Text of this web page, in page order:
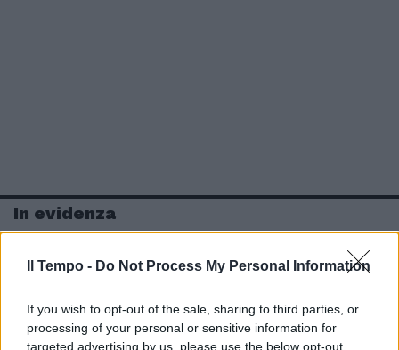
Il Tempo - Do Not Process My Personal Information
If you wish to opt-out of the sale, sharing to third parties, or
processing of your personal or sensitive information for
targeted advertising by us, please use the below opt-out
In evidenza